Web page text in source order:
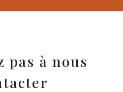
pas à nous